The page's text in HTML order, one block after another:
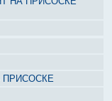
ПРИСОСКЕ